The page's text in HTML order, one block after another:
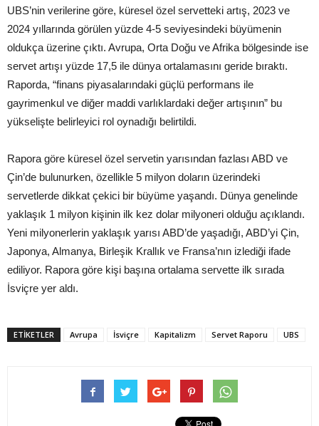
UBS’nin verilerine göre, küresel özel servetteki artış, 2023 ve
2024 yıllarında görülen yüzde 4-5 seviyesindeki büyümenin
oldukça üzerine çıktı. Avrupa, Orta Doğu ve Afrika bölgesinde ise
servet artışı yüzde 17,5 ile dünya ortalamasını geride bıraktı.
Raporda, “finans piyasalarındaki güçlü performans ile
gayrimenkul ve diğer maddi varlıklardaki değer artışının” bu
yükselişte belirleyici rol oynadığı belirtildi.
Rapora göre küresel özel servetin yarısından fazlası ABD ve
Çin’de bulunurken, özellikle 5 milyon doların üzerindeki
servetlerde dikkat çekici bir büyüme yaşandı. Dünya genelinde
yaklaşık 1 milyon kişinin ilk kez dolar milyoneri olduğu açıklandı.
Yeni milyonerlerin yaklaşık yarısı ABD’de yaşadığı, ABD’yi Çin,
Japonya, Almanya, Birleşik Krallık ve Fransa’nın izlediği ifade
ediliyor. Rapora göre kişi başına ortalama servette ilk sırada
İsviçre yer aldı.
ETIKETLER Avrupa İsviçre Kapitalizm Servet Raporu UBS